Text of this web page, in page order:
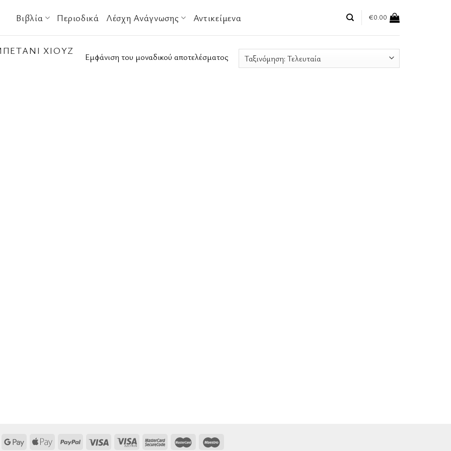
Βιβλία Περιοδικά Λέσχη Ανάγνωσης Αντικείμενα €0.00
ΧΙΟΎΖ
Εμφάνιση του μοναδικού αποτελέσματος